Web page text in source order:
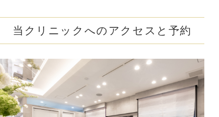
当クリニックへのアクセスと予約